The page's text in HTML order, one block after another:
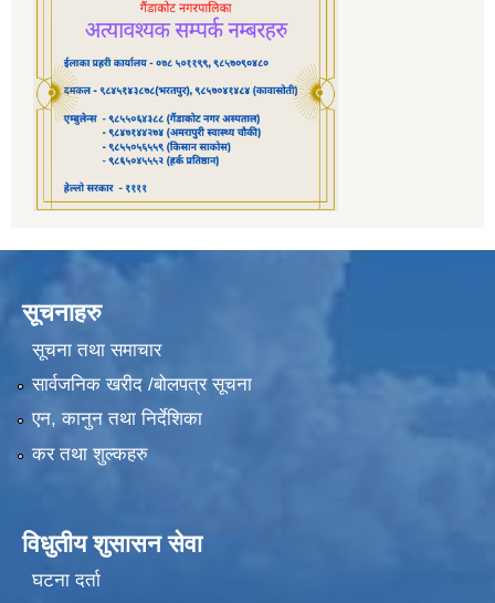
सूचनाहरु
सूचना तथा समाचार
सार्वजनिक खरीद /बोलपत्र सूचना
एन, कानुन तथा निर्देशिका
कर तथा शुल्कहरु
विधुतीय शुसासन सेवा
घटना दर्ता